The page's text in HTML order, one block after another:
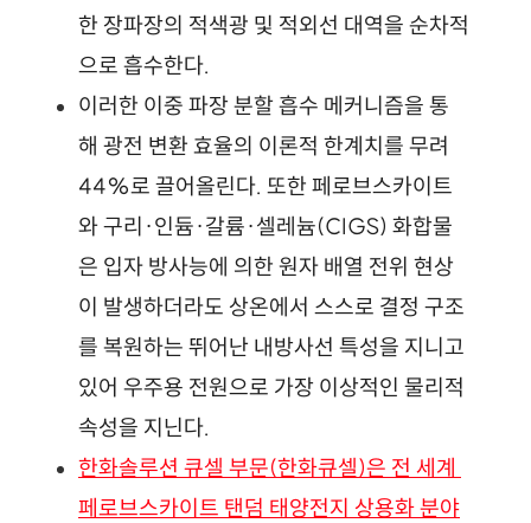
한 장파장의 적색광 및 적외선 대역을 순차적
으로 흡수한다.
이러한 이중 파장 분할 흡수 메커니즘을 통
해 광전 변환 효율의 이론적 한계치를 무려
44%로 끌어올린다. 또한 페로브스카이트
와 구리·인듐·갈륨·셀레늄(CIGS) 화합물
은 입자 방사능에 의한 원자 배열 전위 현상
이 발생하더라도 상온에서 스스로 결정 구조
를 복원하는 뛰어난 내방사선 특성을 지니고
있어 우주용 전원으로 가장 이상적인 물리적
속성을 지닌다.
한화솔루션 큐셀 부문(한화큐셀)은 전 세계
페로브스카이트 탠덤 태양전지 상용화 분야